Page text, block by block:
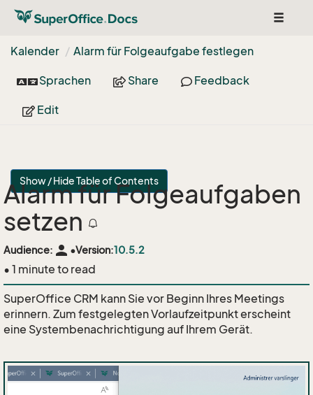
Toggle
Kalender
Alarm für Folgeaufgabe festlegen
Sprachen Share Feedback
Edit
Show / Hide Table of Contents
Alarm für Folgeaufgaben
setzen
Audience: person •Version:10.5.2
• 1 minute to read
SuperOffice CRM kann Sie vor Beginn Ihres Meetings
erinnern. Zum festgelegten Vorlaufzeitpunkt erscheint
eine Systembenachrichtigung auf Ihrem Gerät.